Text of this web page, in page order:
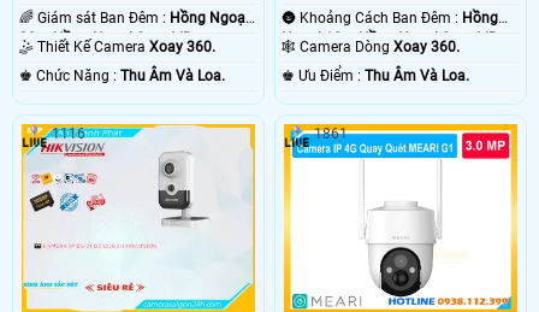
🌈 Giám sát Ban Đêm : Hồng Ngoại
20m Hồng Ngoại Smart IR.
🤹 Thiết Kế Camera Xoay 360.
️♚ Chức Năng : Thu Âm Và Loa.
🌚 Khoảng Cách Ban Đêm : Hồng
Ngoại 10m Hồng Ngoại Smart IR.
🕸️ Camera DòngXoay 360.
️♚ Ưu Điểm :Thu Âm Và Loa.
1116 1861